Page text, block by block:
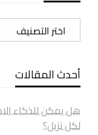
تصنيفات
أحدث المقالات
هل يمكن للذكاء
لكل نزيل؟